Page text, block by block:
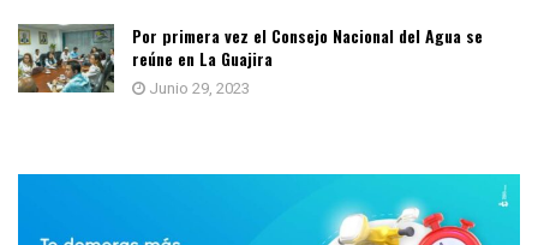
Por primera vez el Consejo Nacional del Agua se
reúne en La Guajira
Junio 29, 2023